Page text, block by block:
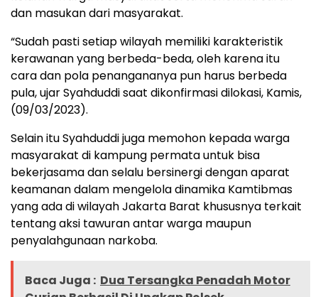
dan masukan dari masyarakat.
“Sudah pasti setiap wilayah memiliki karakteristik
kerawanan yang berbeda-beda, oleh karena itu
cara dan pola penangananya pun harus berbeda
pula, ujar Syahduddi saat dikonfirmasi dilokasi, Kamis,
(09/03/2023).
Selain itu Syahduddi juga memohon kepada warga
masyarakat di kampung permata untuk bisa
bekerjasama dan selalu bersinergi dengan aparat
keamanan dalam mengelola dinamika Kamtibmas
yang ada di wilayah Jakarta Barat khususnya terkait
tentang aksi tawuran antar warga maupun
penyalahgunaan narkoba.
Baca Juga : Dua Tersangka Penadah Motor